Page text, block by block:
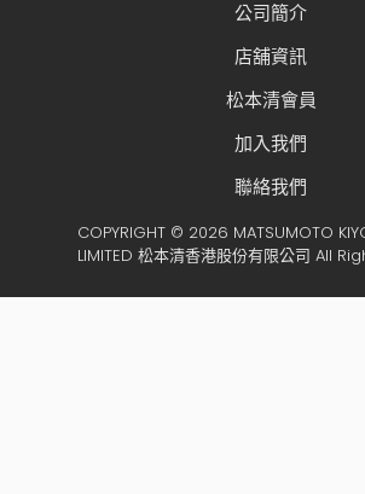
公司簡介
店舖資訊
松本清會員
加入我們
聯絡我們
COPYRIGHT © 2026 MATSUMOTO
LIMITED 松本清香港股份有限公司 All